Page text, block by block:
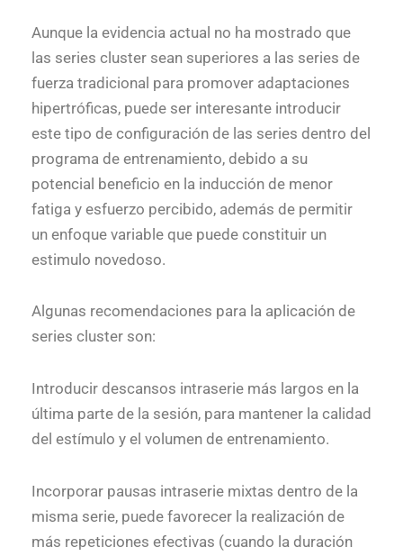
Aunque la evidencia actual no ha mostrado que
las series cluster sean superiores a las series de
fuerza tradicional para promover adaptaciones
hipertróficas, puede ser interesante introducir
este tipo de configuración de las series dentro del
programa de entrenamiento, debido a su
potencial beneficio en la inducción de menor
fatiga y esfuerzo percibido, además de permitir
un enfoque variable que puede constituir un
estimulo novedoso.
Algunas recomendaciones para la aplicación de
series cluster son:
Introducir descansos intraserie más largos en la
última parte de la sesión, para mantener la calidad
del estímulo y el volumen de entrenamiento.
Incorporar pausas intraserie mixtas dentro de la
misma serie, puede favorecer la realización de
más repeticiones efectivas (cuando la duración